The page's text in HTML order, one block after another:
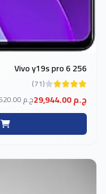
Vivo y19s pro 6 256
(71)
29,944.00 ج.م 31,520.00 ج.م